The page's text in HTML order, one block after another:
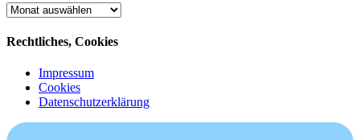
Archiv
Rechtliches, Cookies
Impressum
Cookies
Datenschutzerklärung